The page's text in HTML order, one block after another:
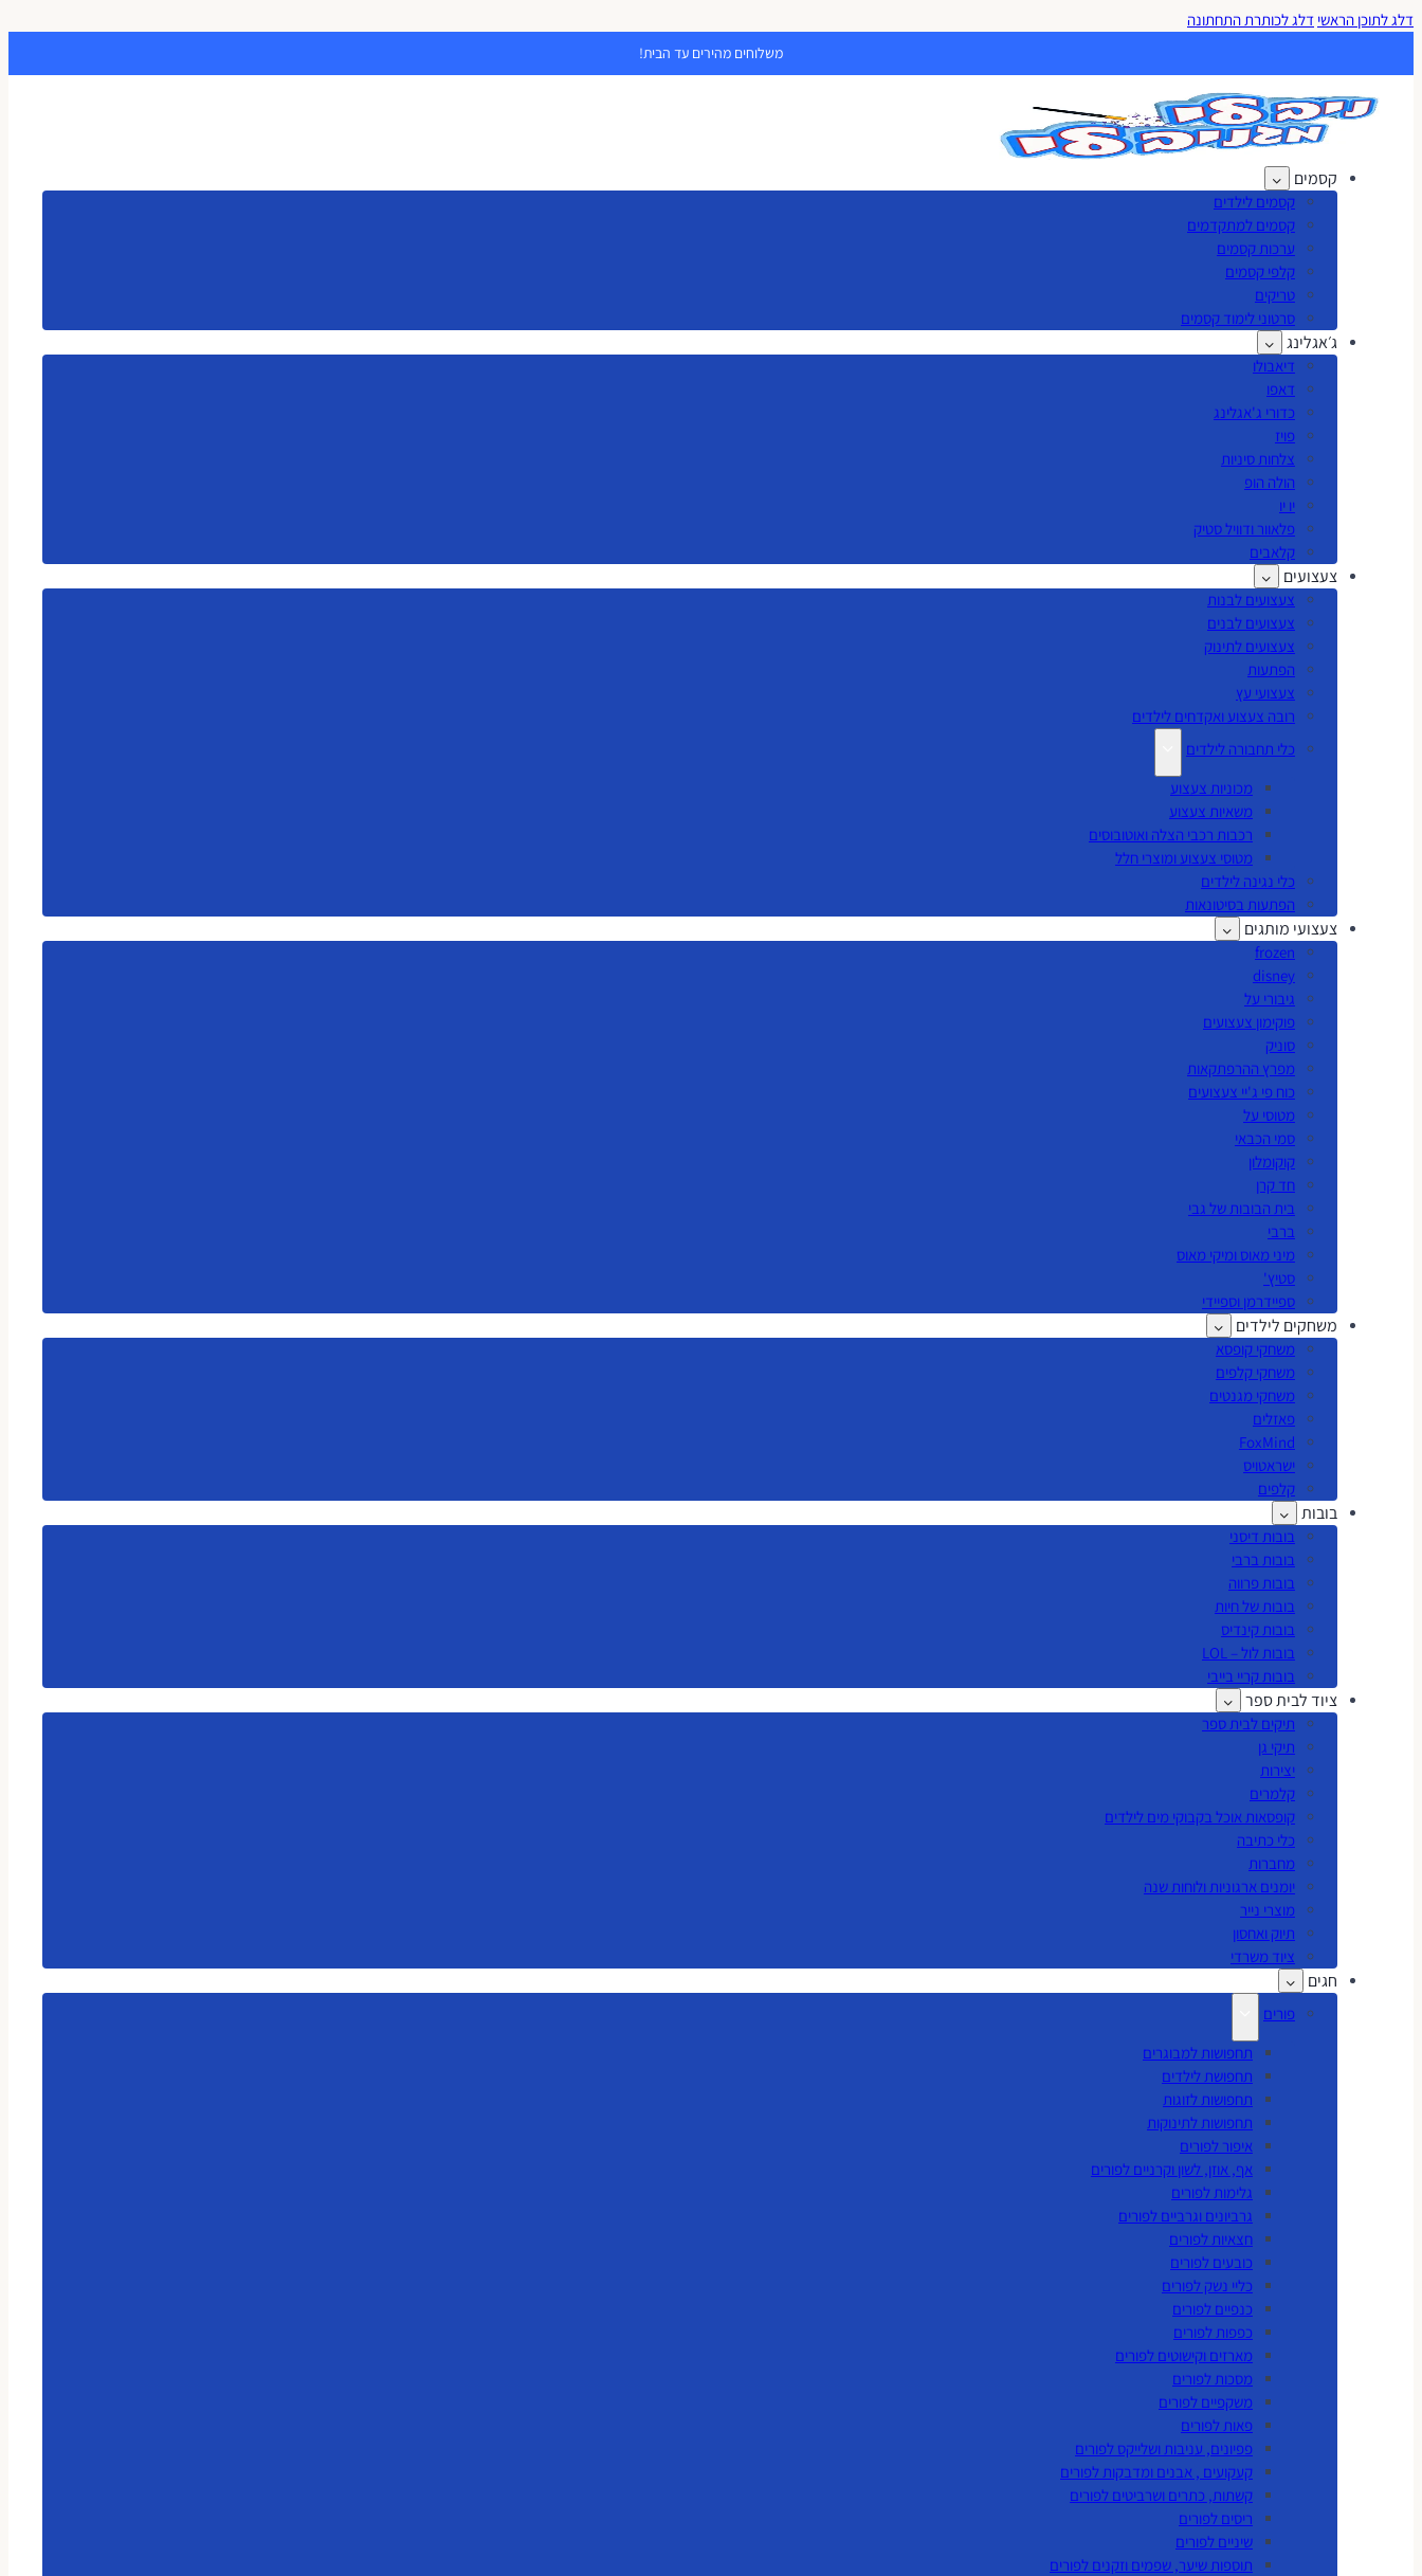
דלג לתוכן הראשי דלג לכותרת התחתונה
משלוחים מהירים עד הבית!
קסמים
קסמים לילדים
קסמים למתקדמים
ערכות קסמים
קלפי קסמים
טריקים
סרטוני לימוד קסמים
ג׳אגלינג
דיאבולו
דאפו
כדורי ג'אגלינג
פויז
צלחות סיניות
הולה הופ
יו יו
פלאוור ודוויל סטיק
קלאבים
צעצועים
צעצועים לבנות
צעצועים לבנים
צעצועים לתינוק
הפתעות
צעצועי עץ
רובה צעצוע ואקדחים לילדים
כלי תחבורה לילדים
מכוניות צעצוע
משאיות צעצוע
רכבות רכבי הצלה ואוטובוסים
מטוסי צעצוע ומוצרי חלל
כלי נגינה לילדים
הפתעות בסיטונאות
צעצועי מותגים
frozen
disney
גיבורי על
פוקימון צעצועים
סוניק
מפרץ ההרפתקאות
כוח פי ג'יי צעצועים
מטוסי על
סמי הכבאי
קוקומלון
חד קרן
בית הבובות של גבי
ברבי
מיני מאוס ומיקי מאוס
סטיץ'
ספיידרמן וספיידי
משחקים לילדים
משחקי קופסא
משחקי קלפים
משחקי מגנטים
פאזלים
FoxMind
ישראטויס
קלפים
בובות
בובות דיסני
בובות ברבי
בובות פרווה
בובות של חיות
בובות קינדיס
בובות לול – LOL
בובות קריי בייבי
ציוד לבית ספר
תיקים לבית ספר
תיקי גן
יצירות
קלמרים
קופסאות אוכל בקבוקי מים לילדים
כלי כתיבה
מחברות
יומנים ארגוניות ולוחות שנה
מוצרי נייר
תיוק ואחסון
ציוד משרדי
חגים
פורים
תחפושות למבוגרים
תחפושת לילדים
תחפושות לזוגות
תחפושות לתינוקות
איפור לפורים
אף, אוזן, לשון וקרניים לפורים
גלימות לפורים
גרביונים וגרביים לפורים
חצאיות לפורים
כובעים לפורים
כליי נשק לפורים
כנפיים לפורים
כפפות לפורים
מארזים וקישוטים לפורים
מסכות לפורים
משקפיים לפורים
פאות לפורים
פפיונים, עניבות ושלייקס לפורים
קעקועים , אבנים ומדבקות לפורים
קשתות, כתרים ושרביטים לפורים
ריסים לפורים
שיניים לפורים
תוספות שיער, שפמים וזקנים לפורים